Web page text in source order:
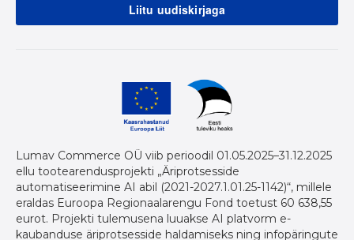
Lumav Commerce OÜ viib perioodil 01.05.2025–31.12.2025
ellu tootearendusprojekti „Äriprotsesside
automatiseerimine AI abil (2021-2027.1.01.25-1142)“, millele
eraldas Euroopa Regionaalarengu Fond toetust 60 638,55
eurot. Projekti tulemusena luuakse AI platvorm e-
kaubanduse äriprotsesside haldamiseks ning infopäringute